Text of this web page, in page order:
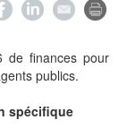
de finances pour
publics.
spécifique